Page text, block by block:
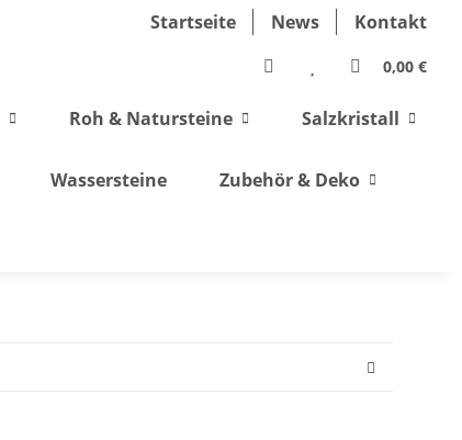
Startseite News Kontakt
0,00 €
Roh & Natursteine Salzkristall
Wassersteine Zubehör & Deko